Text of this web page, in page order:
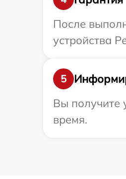
После
устройства
5
Вы получите
время.